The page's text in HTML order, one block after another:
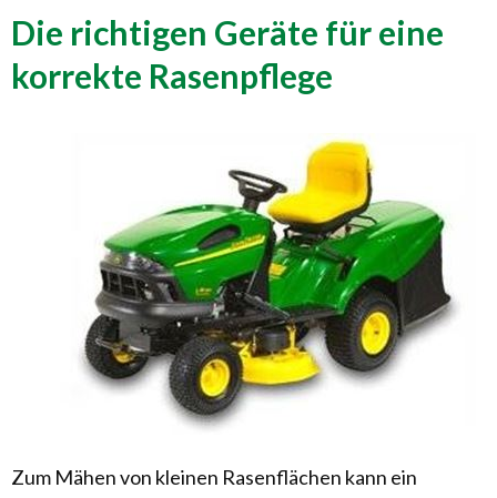
Die richtigen Geräte für eine
korrekte Rasenpflege
Zum Mähen von kleinen Rasenflächen kann ein